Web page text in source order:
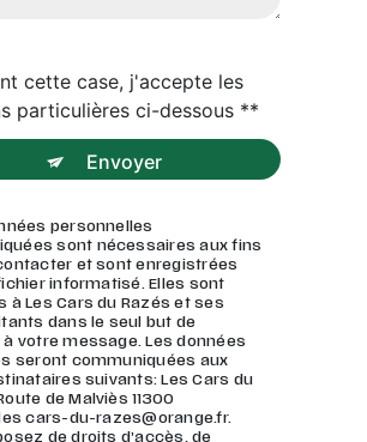
cette case, j'accepte les
particulières ci-dessous **
Envoyer
personnelles
sont nécessaires aux fins
et sont enregistrées
informatisé. Elles sont
à Les Cars du Razés et ses
dans le seul but de
à votre message. Les données
seront communiquées aux
suivants: Les Cars du
de Malviès 11300
cars-du-razes@orange.fr.
de droits d’accès, de